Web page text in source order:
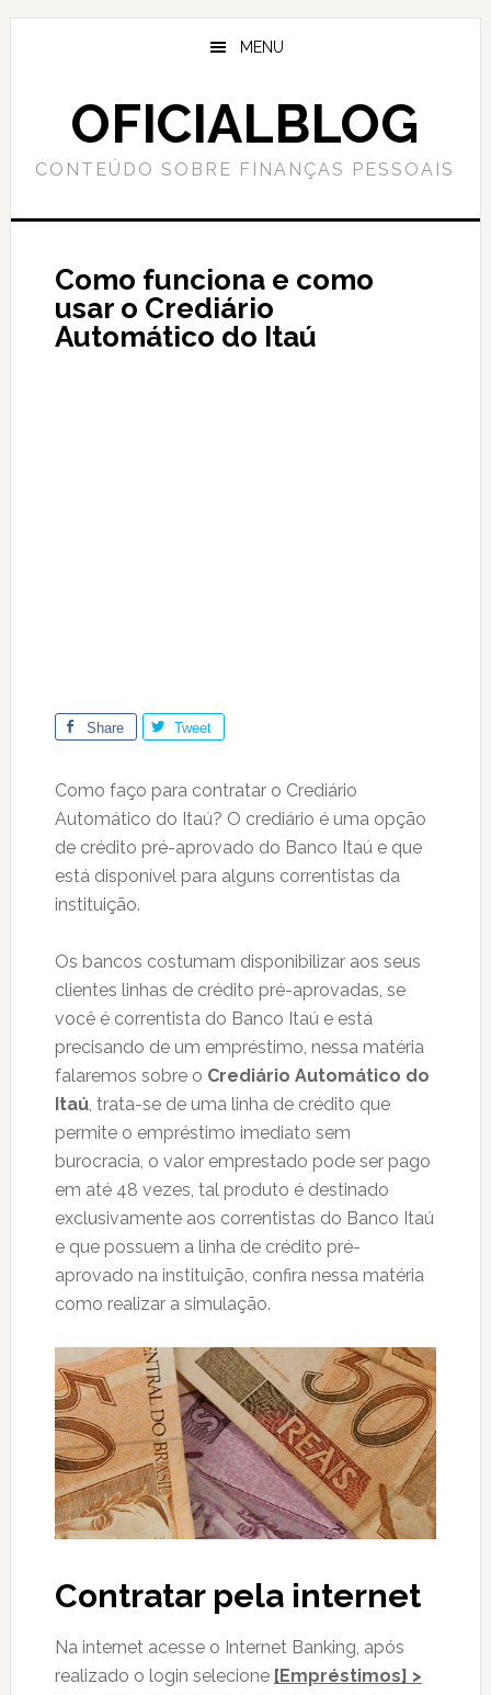
Skip
Skip
MENU
OFICIALBLOG
CONTEÚDO SOBRE FINANÇAS PESSOAIS
Como funciona e como
usar o Crediário
Automático do Itaú
Share Tweet
Como faço para contratar o Crediário
Automático do Itaú? O crediário é uma opção
de crédito pré-aprovado do Banco Itaú e que
está disponível para alguns correntistas da
instituição.
Os bancos costumam disponibilizar aos seus
clientes linhas de crédito pré-aprovadas, se
você é correntista do Banco Itaú e está
precisando de um empréstimo, nessa matéria
falaremos sobre o Crediário Automático do
Itaú, trata-se de uma linha de crédito que
permite o empréstimo imediato sem
burocracia, o valor emprestado pode ser pago
em até 48 vezes, tal produto é destinado
exclusivamente aos correntistas do Banco Itaú
e que possuem a linha de crédito pré-
aprovado na instituição, confira nessa matéria
como realizar a simulação.
Contratar pela internet
Na internet acesse o Internet Banking, após
realizado o login selecione [Empréstimos] >